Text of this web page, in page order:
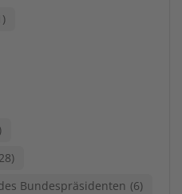
28
Bundespräsidenten 6